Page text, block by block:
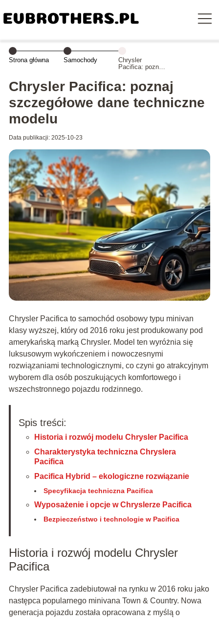
Strona główna Samochody
Chrysler
Pacifica: poznaj
modelu
Chrysler Pacifica: poznaj
szczegółowe dane techniczne
modelu
Data publikacji: 2025-10-23
Chrysler Pacifica to samochód osobowy typu minivan
klasy wyższej, który od 2016 roku jest produkowany pod
amerykańską marką Chrysler. Model ten wyróżnia się
luksusowym wykończeniem i nowoczesnymi
rozwiązaniami technologicznymi, co czyni go atrakcyjnym
wyborem dla osób poszukujących komfortowego i
wszechstronnego pojazdu rodzinnego.
Spis treści:
Historia i rozwój modelu Chrysler Pacifica
Charakterystyka techniczna Chryslera
Pacifica
Pacifica Hybrid – ekologiczne rozwiązanie
Specyfikacja techniczna Pacifica
Wyposażenie i opcje w Chryslerze Pacifica
Bezpieczeństwo i technologie w Pacifica
Historia i rozwój modelu Chrysler
Pacifica
Chrysler Pacifica zadebiutował na rynku w 2016 roku jako
następca popularnego minivana Town & Country. Nowa
generacja pojazdu została opracowana z myślą o